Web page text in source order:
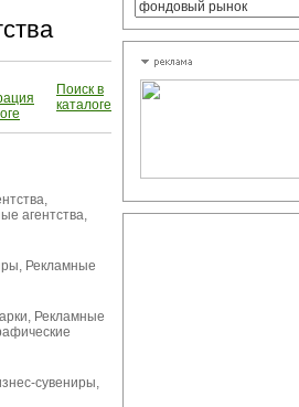
Поиск в
каталоге
,
агентства,
, Рекламные
, Рекламные
сувениры,